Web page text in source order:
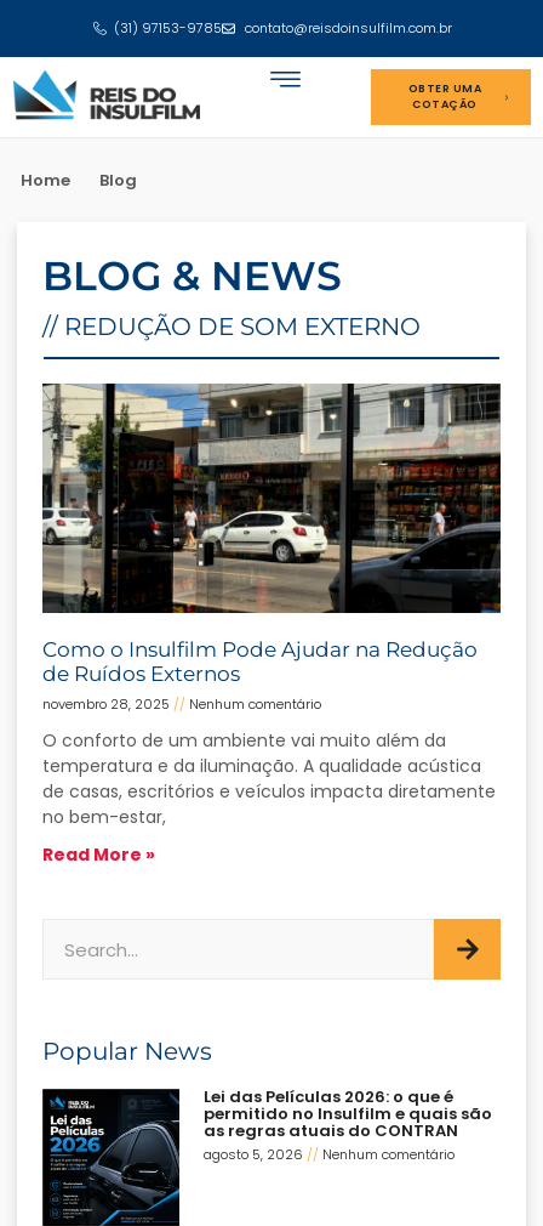
(31) 97153-9785 contato@reisdoinsulfilm.com.br
OBTER UMA
COTAÇÃO
Home Blog
BLOG & NEWS
// REDUÇÃO DE SOM EXTERNO
Como o Insulfilm Pode Ajudar na Redução
de Ruídos Externos
novembro 28, 2025 Nenhum comentário
O conforto de um ambiente vai muito além da
temperatura e da iluminação. A qualidade acústica
de casas, escritórios e veículos impacta diretamente
no bem-estar,
Read More »
Popular News
Lei das Películas 2026: o que é
permitido no Insulfilm e quais são
as regras atuais do CONTRAN
agosto 5, 2026 Nenhum comentário